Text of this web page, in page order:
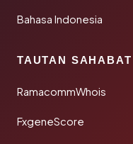
Bahasa Indonesia
TAUTAN SAHABAT
RamacommWhois
FxgeneScore